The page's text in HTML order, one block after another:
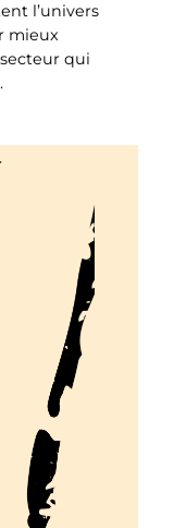
l’univers
mieux
qui